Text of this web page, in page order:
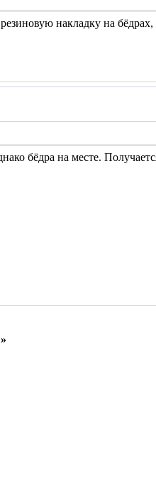
накладку на
бёдра на месте.
»